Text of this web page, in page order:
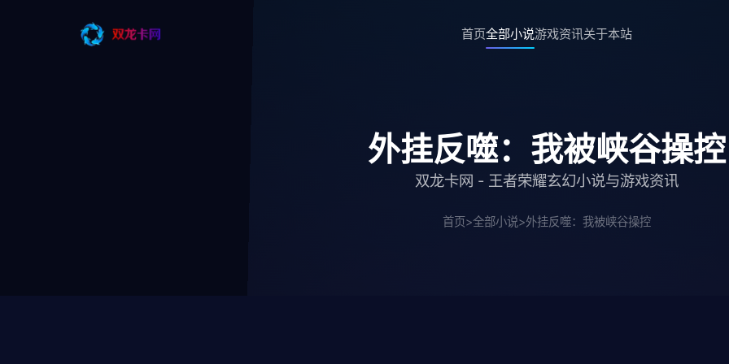
首页全部小说游戏资讯关于本站
外挂反噬：我被峡谷操控
双龙卡网 - 王者荣耀玄幻小说与游戏资讯
首页>全部小说>外挂反噬：我被峡谷操控